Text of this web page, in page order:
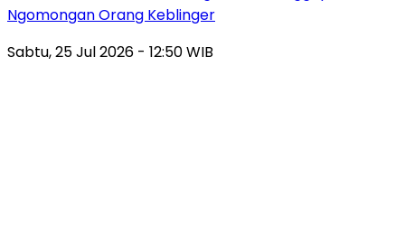
Ngomongan Orang Keblinger
Sabtu, 25 Jul 2026 - 12:50 WIB